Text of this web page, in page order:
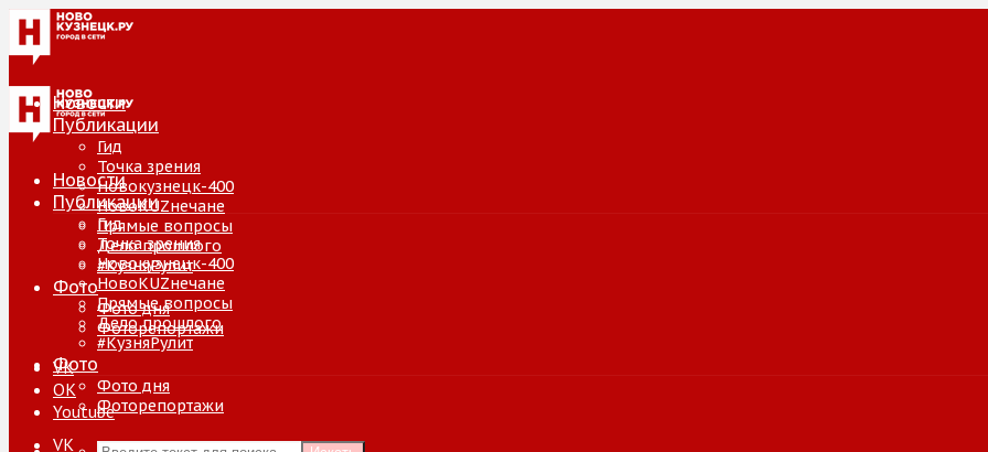
Новости
Публикации
Гид
Точка зрения
Новокузнецк-400
НовоKUZнечане
Прямые вопросы
Дело прошлого
#КузняРулит
Фото
Фото дня
Фоторепортажи
VK
ОК
Youtube
Новости
Публикации
Гид
Точка зрения
Новокузнецк-400
НовоKUZнечане
Прямые вопросы
Дело прошлого
#КузняРулит
Фото
Фото дня
Фоторепортажи
VK